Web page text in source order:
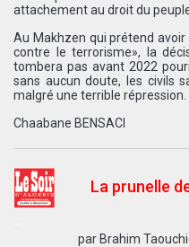
attachement au droit du
Au Makhzen qui prétend
contre le terrorisme», la
tombera pas avant 2022
sans aucun doute, les civils
malgré une terrible répression.
Chaabane BENSACI
La prunelle
parBrahim